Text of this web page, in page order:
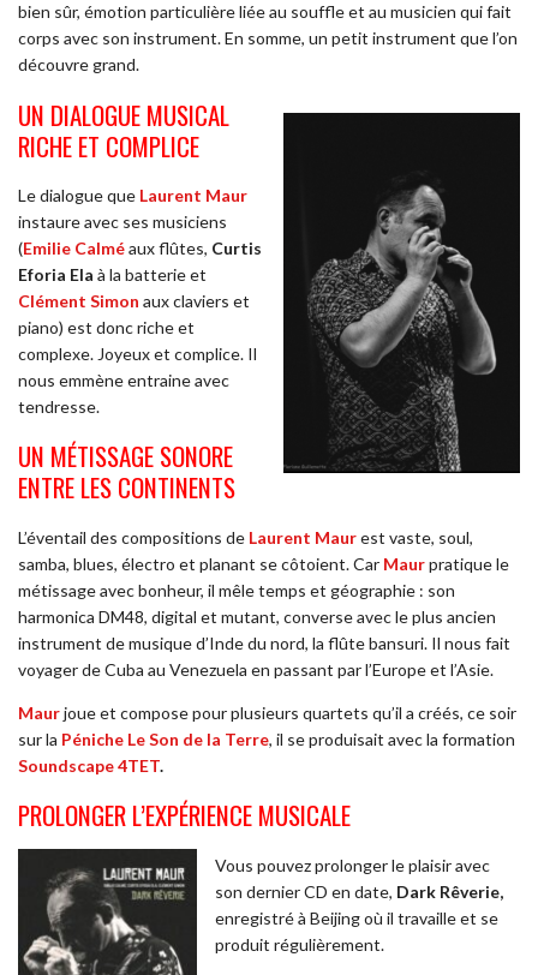
bien sûr, émotion particulière liée au souffle et au musicien qui fait
corps avec son instrument. En somme, un petit instrument que l’on
découvre grand.
UN DIALOGUE MUSICAL
RICHE ET COMPLICE
Le dialogue que Laurent Maur
instaure avec ses musiciens
(Emilie Calméaux flûtes, Curtis
Eforia Ela à la batterie et
Clément Simon aux claviers et
piano) est donc riche et
complexe. Joyeux et complice. Il
nous emmène entraine avec
tendresse.
UN MÉTISSAGE SONORE
ENTRE LES CONTINENTS
L’éventail des compositions de Laurent Maurest vaste, soul,
samba, blues, électro et planant se côtoient. Car Maurpratique le
métissage avec bonheur, il mêle temps et géographie : son
harmonica DM48, digital et mutant, converse avec le plus ancien
instrument de musique d’Inde du nord, la flûte bansuri. Il nous fait
voyager de Cuba au Venezuela en passant par l’Europe et l’Asie.
Maurjoue et compose pour plusieurs quartets qu’il a créés, ce soir
sur la Péniche Le Son de la Terre, il se produisait avec la formation
Soundscape 4TET.
PROLONGER L’EXPÉRIENCE MUSICALE
Vous pouvez prolonger le plaisir avec
son dernier CD en date, Dark Rêverie,
enregistré à Beijing où il travaille et se
produit régulièrement.